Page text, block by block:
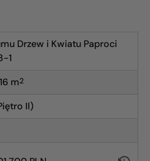
Drzew i Kwiatu Paproci
1
m2
II)